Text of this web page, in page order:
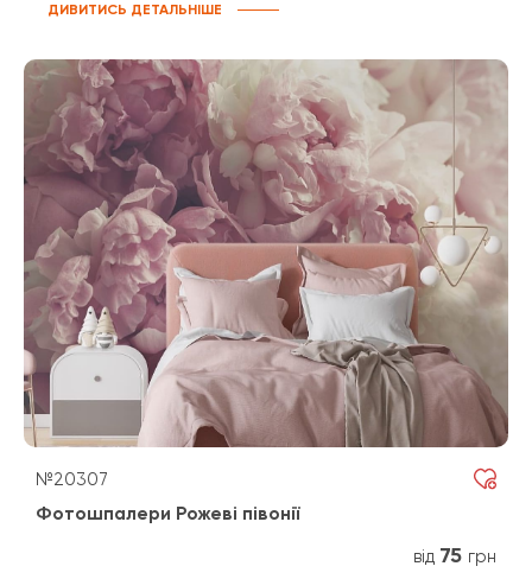
ДИВИТИСЬ ДЕТАЛЬНІШЕ
№20307
Фотошпалери Рожеві півонії
від 75 грн